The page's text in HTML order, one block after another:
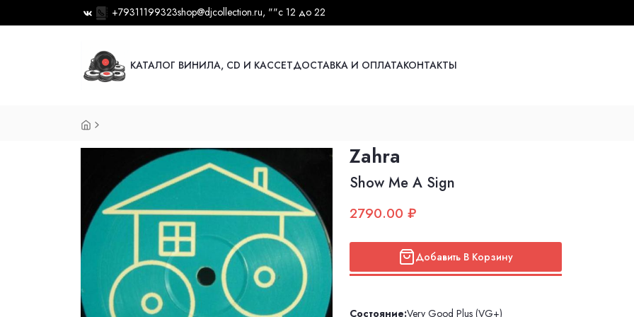
+79311199323shop@djcollection.ru, ""с 12 до 22
КАТАЛОГ ВИНИЛА, CD И КАССЕТДОСТАВКА И ОПЛАТАКОНТАКТЫ
Zahra
Show Me A Sign
2790.00 ₽
Добавить В Корзину
Состояние:Very Good Plus (VG+)